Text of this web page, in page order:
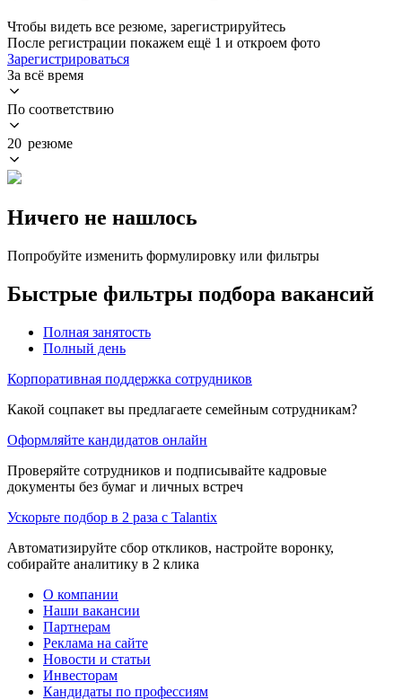
Чтобы видеть все резюме, зарегистрируйтесь
После регистрации покажем ещё 1 и откроем фото
Зарегистрироваться
За всё время
По соответствию
20 резюме
Ничего не нашлось
Попробуйте изменить формулировку или фильтры
Быстрые фильтры подбора вакансий
Полная занятость
Полный день
Корпоративная поддержка сотрудников
Какой соцпакет вы предлагаете семейным сотрудникам?
Оформляйте кандидатов онлайн
Проверяйте сотрудников и подписывайте кадровые
документы без бумаг и личных встреч
Ускорьте подбор в 2 раза с Talantix
Автоматизируйте сбор откликов, настройте воронку,
собирайте аналитику в 2 клика
О компании
Наши вакансии
Партнерам
Реклама на сайте
Новости и статьи
Инвесторам
Кандидаты по профессиям